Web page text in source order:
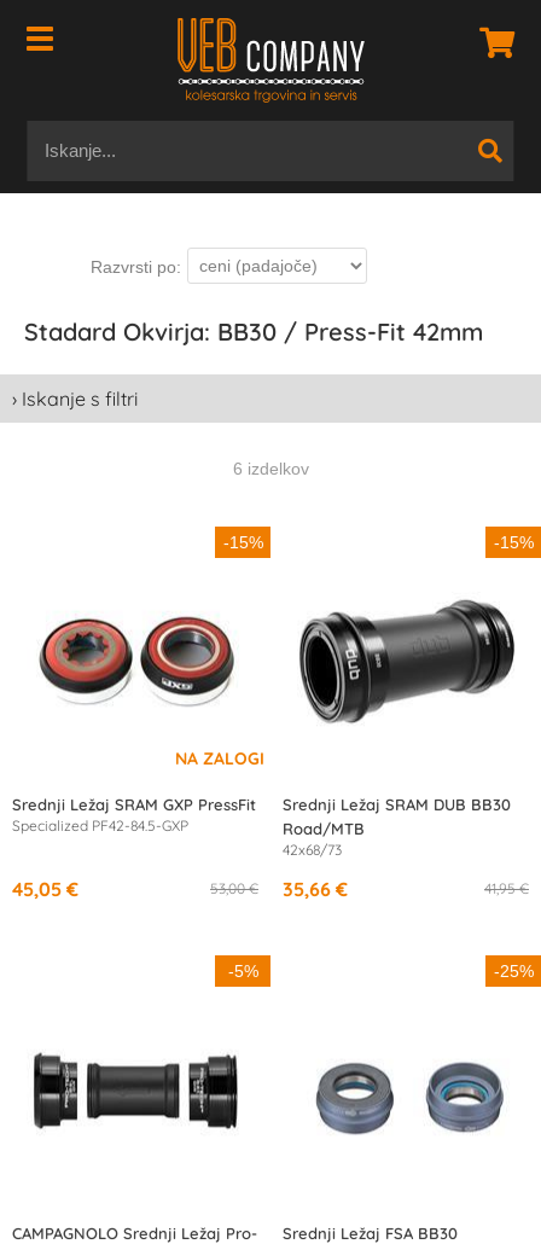
Stadard Okvirja: BB30 / Press-Fit 42mm
› Iskanje s filtri
6 izdelkov
-15%
Srednji Ležaj SRAM GXP PressFit
Specialized PF42-84.5-GXP
53,00 €
45,05 €
-15%
Srednji Ležaj SRAM DUB BB30
Road/MTB
42x68/73
41,95 €
35,66 €
-5%
CAMPAGNOLO Srednji Ležaj Pro-
-25%
Srednji Ležaj FSA BB30